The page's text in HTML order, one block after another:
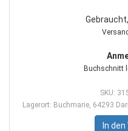
Buchschnitt
SKU:
Lagerort: Buchmarie, 64293
In